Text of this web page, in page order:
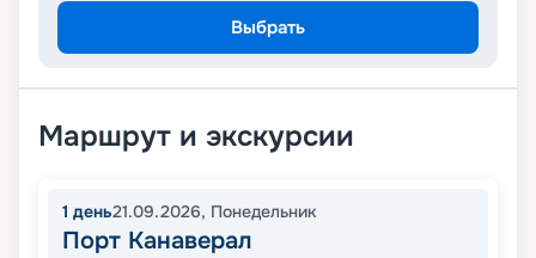
Выбрать
Маршрут и экскурсии
1 день21.09.2026, Понедельник
Порт Канаверал